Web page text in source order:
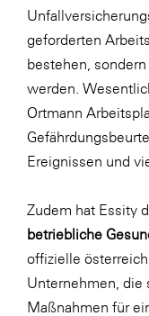
Salesforce
sebamed
SeneCura
SKINUANCE®
Sony DADC
SPIEGLTEC
STIHL Tirol
Trend Micro
geforderten
bestehen,
werden.
Ortmann
Ereignissen und
Zudem hat Essity
betriebliche
offizielle
Unternehmen, die
Maßnahmen für